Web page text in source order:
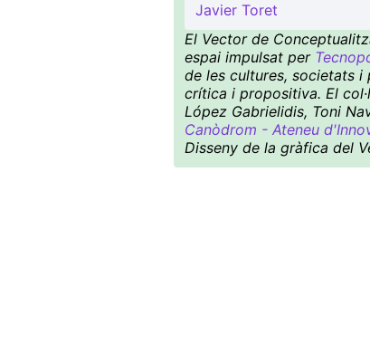
Javier Toret
El Vector de
espai impulsat per
de les cultures, societats
crítica i propositiva. El
López Gabrielidis, Toni
Canòdrom - Ateneu
Disseny de la gràfica del